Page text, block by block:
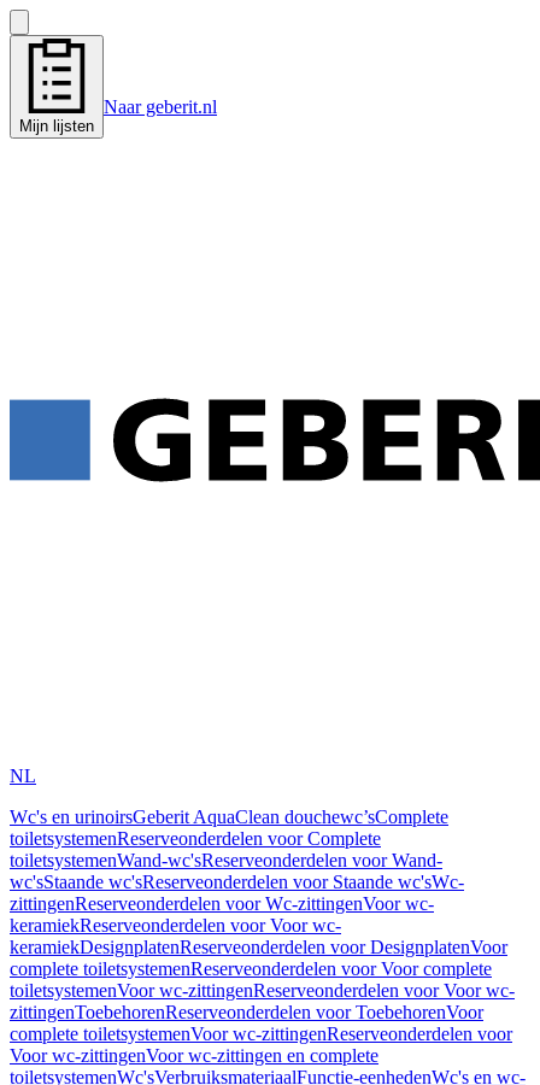
Mijn lijsten
Naar geberit.nl
NL
Wc's en urinoirsGeberit AquaClean douchewc’sComplete
toiletsystemenReserveonderdelen voor Complete
toiletsystemenWand-wc'sReserveonderdelen voor Wand-
wc'sStaande wc'sReserveonderdelen voor Staande wc'sWc-
zittingenReserveonderdelen voor Wc-zittingenVoor wc-
keramiekReserveonderdelen voor Voor wc-
keramiekDesignplatenReserveonderdelen voor DesignplatenVoor
complete toiletsystemenReserveonderdelen voor Voor complete
toiletsystemenVoor wc-zittingenReserveonderdelen voor Voor wc-
zittingenToebehorenReserveonderdelen voor ToebehorenVoor
complete toiletsystemenVoor wc-zittingenReserveonderdelen voor
Voor wc-zittingenVoor wc-zittingen en complete
toiletsystemenWc'sVerbruiksmateriaalFunctie-eenhedenWc's en wc-